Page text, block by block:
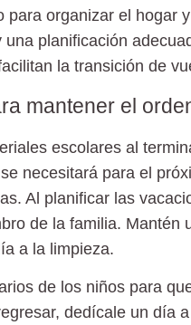
para organizar el hogar y
una planificación
la transición de
mantener el
escolares al
necesitará para el
Al planificar las
de la familia.
a la limpieza.
de los niños para
dedícale un día